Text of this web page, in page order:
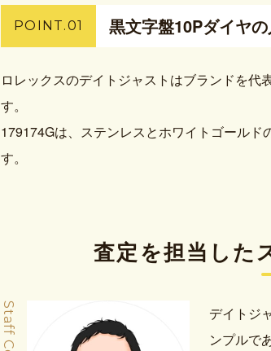
POINT.01 黒文字盤10Pダイヤ
ロレックスのデイトジャストはブランドを
す。
179174Gは、ステンレスとホワイトゴール
す。
査定を担当した
デイトジ
ンプルで